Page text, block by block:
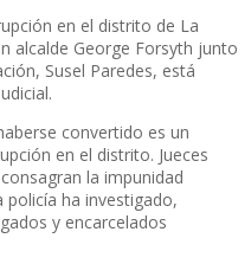
en el distrito de La
alcalde George Forsyth junto
Susel Paredes, está
convertido es un
en el distrito. Jueces
la impunidad
policía ha investigado,
y encarcelados